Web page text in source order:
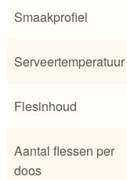
Smaakprofiel
Serveertemperatuur
Flesinhoud
Aantal flessen per
doos